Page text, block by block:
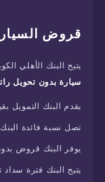
قروض
يتيح البنك الأهلي
سيارة بدون تحويل
يقدم البنك التمويل بقيمة 1500000
تصل نسبة فائدة البنك 14.5% (متناقصة).
يوفر البنك قروض
يتيح البنك فترة سداد